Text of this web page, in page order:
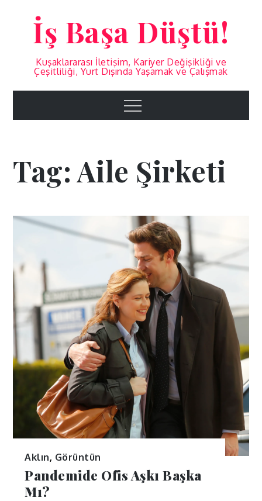
İş Başa Düştü!
Kuşaklararası İletişim, Kariyer Değişikliği ve
Çeşitliliği, Yurt Dışında Yaşamak ve Çalışmak
Menu
Tag:Aile Şirketi
Aklın, Görüntün
Pandemide Ofis Aşkı Başka
Mı?